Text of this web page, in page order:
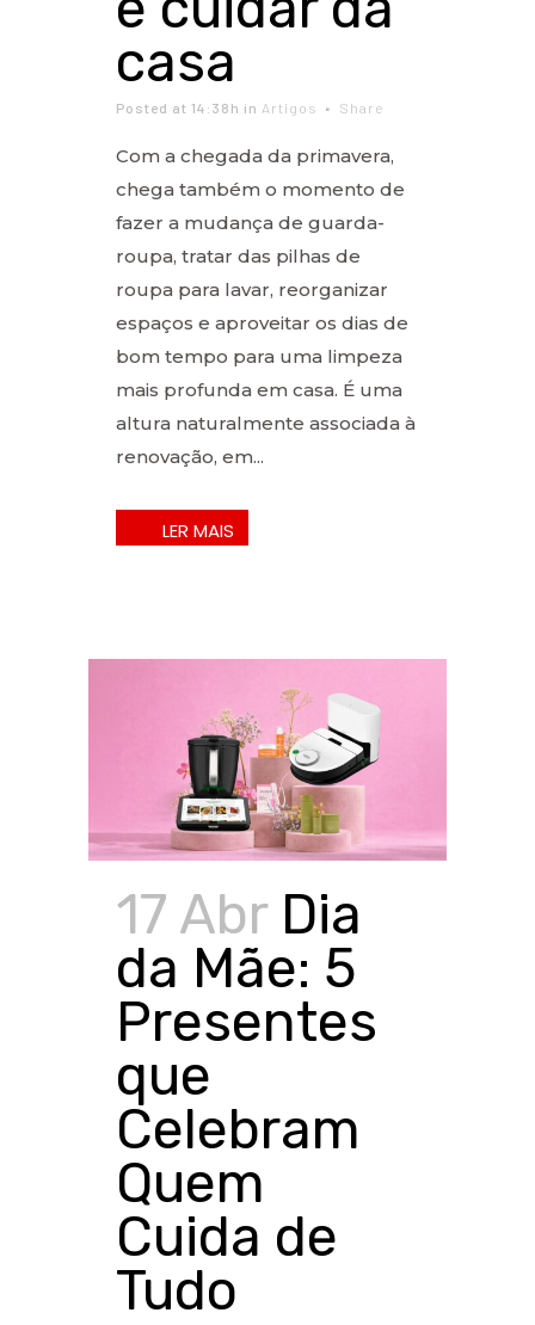
casa
Posted at 14:38h in Artigos Share
Com a chegada da primavera,
chega também o momento de
fazer a mudança de guarda-
roupa, tratar das pilhas de
roupa para lavar, reorganizar
espaços e aproveitar os dias de
bom tempo para uma limpeza
mais profunda em casa. É uma
altura naturalmente associada à
renovação, em...
17 Abr Dia
da Mãe: 5
Presentes
que
Celebram
Quem
Cuida de
Tudo